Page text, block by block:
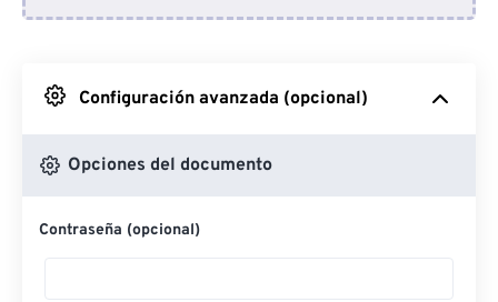
Desde Google Drive
Desde OneDrive
Desde URL
Configuración avanzada (opcional)
Opciones del documento
Contraseña (opcional)